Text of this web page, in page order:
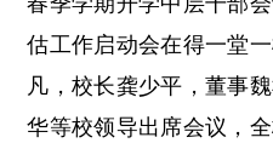
估工作启动会在得一堂
凡，校长龚少平，董事
华等校领导出席会议，